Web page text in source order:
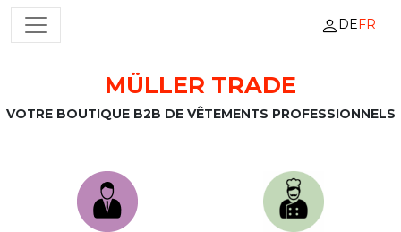
Passer au contenu
NAVIGATION PRINCIPALE DEFR
MÜLLER TRADE
VOTRE BOUTIQUE B2B DE VÊTEMENTS PROFESSIONNELS